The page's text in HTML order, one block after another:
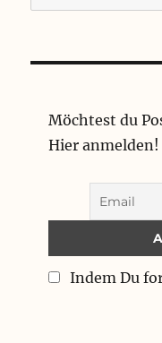
nach:
Möchtest du
Hier anmelden!
Indem Du